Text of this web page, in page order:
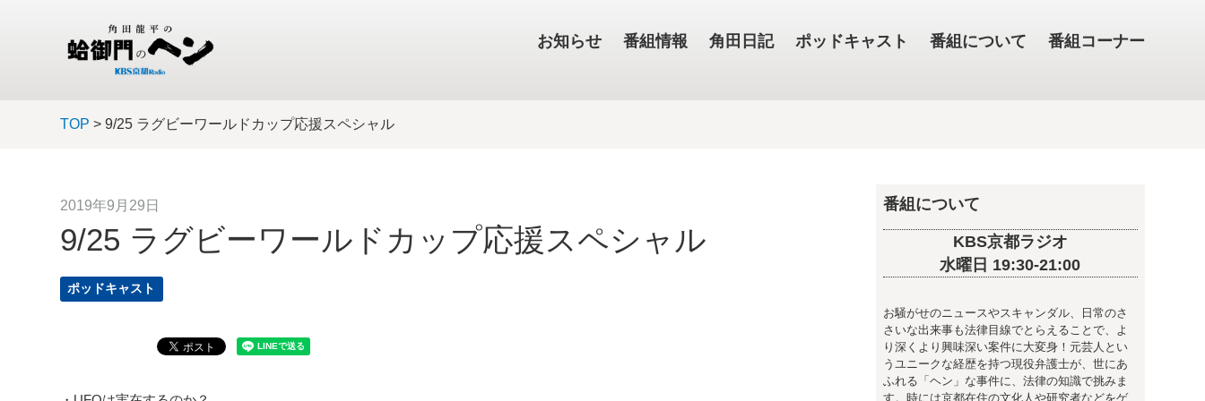
お知らせ 番組情報 角田日記 ポッドキャスト 番組について 番組コーナー
TOP > 9/25 ラグビーワールドカップ応援スペシャル
2019年9月29日
9/25 ラグビーワールドカップ応援スペシャル
ポッドキャスト
番組について
KBS京都ラジオ
水曜日 19:30-21:00
お騒がせのニュースやスキャンダル、日常のさ
さいな出来事も法律目線でとらえることで、よ
り深くより興味深い案件に大変身！元芸人とい
うユニークな経歴を持つ現役弁護士が、世にあ
ふれる「ヘン」な事件に、法律の知識で挑みま
す。時には京都在住の文化人や研究者などをゲ